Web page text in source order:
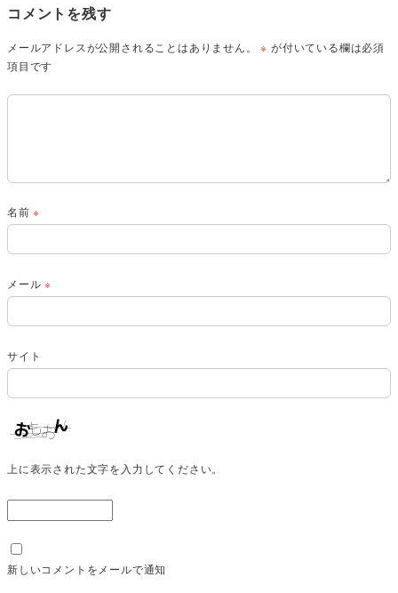
コメントを残す
メールアドレスが公開されることはありません。 ※ が付いている欄は必須
項目です
名前※
メール※
サイト
上に表示された文字を入力してください。
新しいコメントをメールで通知